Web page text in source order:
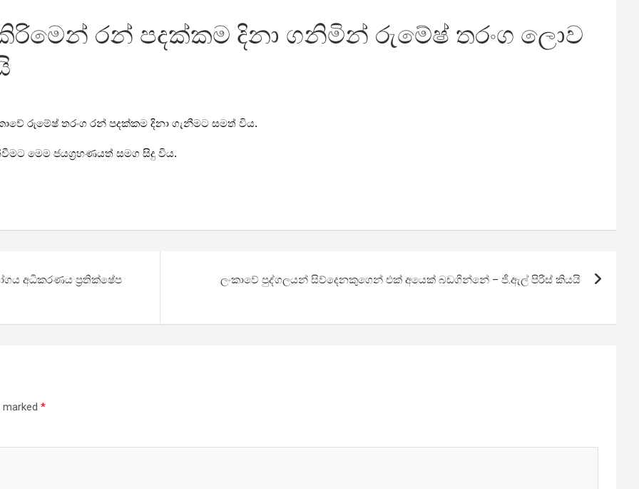
රන් පදක්කම දිනා ගනිමින් රුමේෂ් තරංග ලොව
රුමේෂ් තරංග රන් පදක්කම දිනා ගැනීමට සමත් විය.
මෙම ජයග්‍රහණයත් සමග සිදු විය.
අධිකරණය ප්‍රතික්ෂේප
ලංකාවේ පුද්ගලයන් සිව්දෙනකුගෙන් එක් අයෙක් බඩගින්නේ – ජී.ඇල් පිරීස් කියයි
marked *